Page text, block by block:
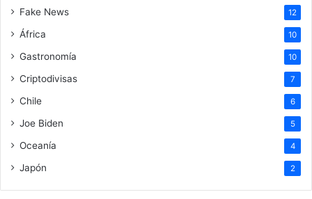
Fake News 12
África 10
Gastronomía 10
Criptodivisas 7
Chile 6
Joe Biden 5
Oceanía 4
Japón 2